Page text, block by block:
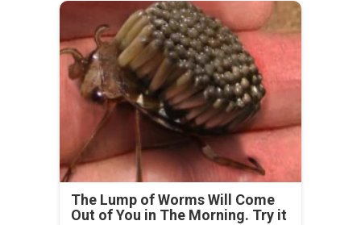
The Lump of Worms Will Come
Out of You in The Morning. Try it